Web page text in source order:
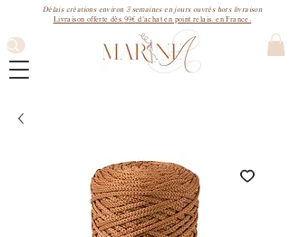
Délais créations environ 3 semainesen jours ouvrés hors livraison
Livraison offerte dès 99€ d'achat en point relais. en France.